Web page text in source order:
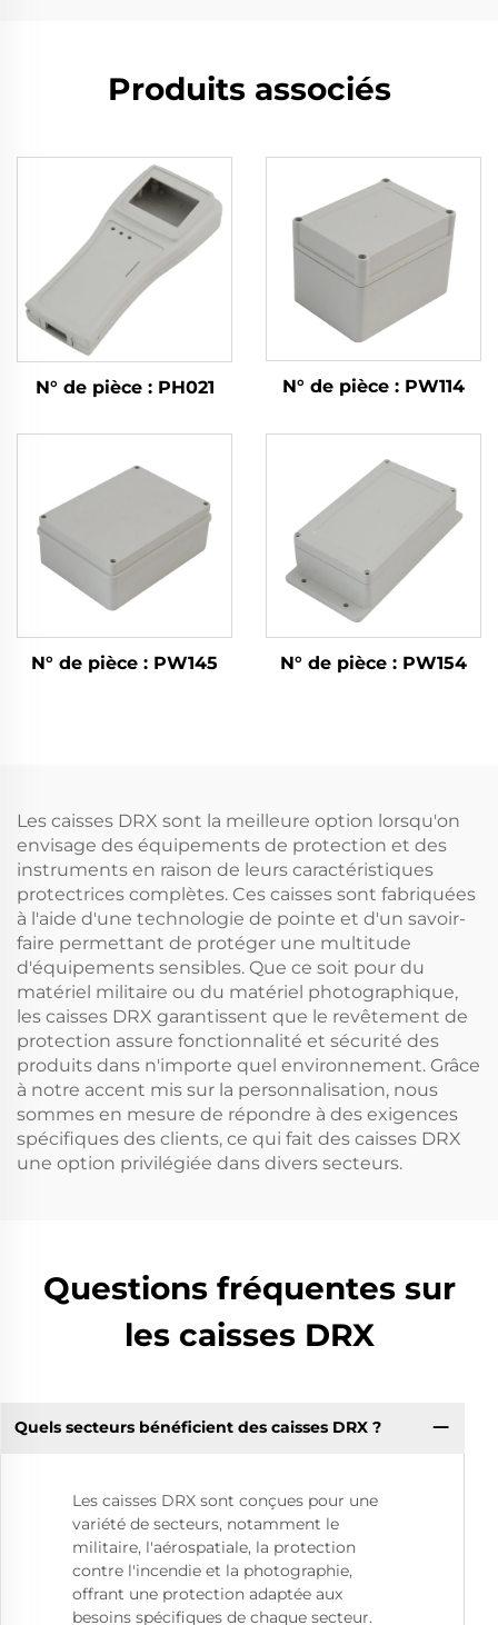
Produits associés
N° de pièce : PH021 N° de pièce : PW114
N° de pièce : PW145 N° de pièce : PW154
Les caisses DRX sont la meilleure option lorsqu'on
envisage des équipements de protection et des
instruments en raison de leurs caractéristiques
protectrices complètes. Ces caisses sont fabriquées
à l'aide d'une technologie de pointe et d'un savoir-
faire permettant de protéger une multitude
d'équipements sensibles. Que ce soit pour du
matériel militaire ou du matériel photographique,
les caisses DRX garantissent que le revêtement de
protection assure fonctionnalité et sécurité des
produits dans n'importe quel environnement. Grâce
à notre accent mis sur la personnalisation, nous
sommes en mesure de répondre à des exigences
spécifiques des clients, ce qui fait des caisses DRX
une option privilégiée dans divers secteurs.
Questions fréquentes sur
les caisses DRX
Quels secteurs bénéficient des caisses DRX ?
Les caisses DRX sont conçues pour une
variété de secteurs, notamment le
militaire, l'aérospatiale, la protection
contre l'incendie et la photographie,
offrant une protection adaptée aux
besoins spécifiques de chaque secteur.